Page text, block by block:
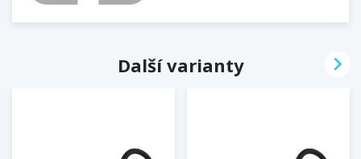
Další varianty 